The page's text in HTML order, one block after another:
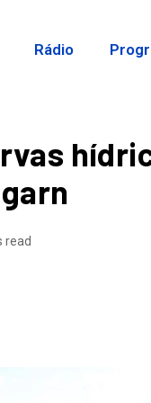
Rádio
read